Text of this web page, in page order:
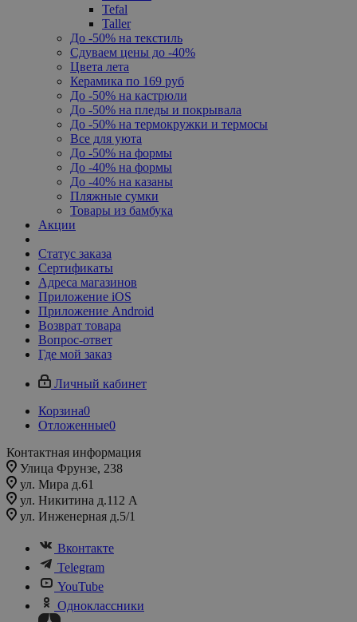
Tefal
Taller
До -50% на текстиль
Сдуваем цены до -40%
Цвета лета
Керамика по 169 руб
До -50% на кастрюли
До -50% на пледы и покрывала
До -50% на термокружки и термосы
Все для уюта
До -50% на формы
До -40% на формы
До -40% на казаны
Пляжные сумки
Товары из бамбука
Акции
Статус заказа
Сертификаты
Адреса магазинов
Приложение iOS
Приложение Android
Возврат товара
Вопрос-ответ
Где мой заказ
Личный кабинет
Корзина0
Отложенные0
Контактная информация
Улица Фрунзе, 238​
ул. Мира д.61
ул. Никитина д.112 А
ул. Инженерная д.5/1
Вконтакте
Telegram
YouTube
Одноклассники